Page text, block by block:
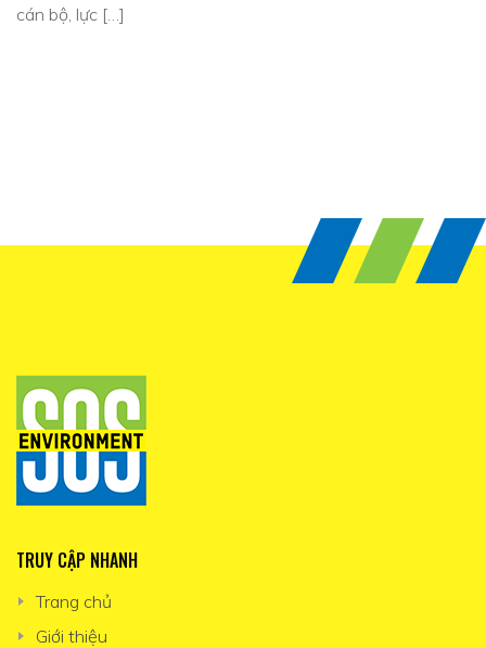
cán bộ, lực […]
TRUY CẬP NHANH
Trang chủ
Giới thiệu